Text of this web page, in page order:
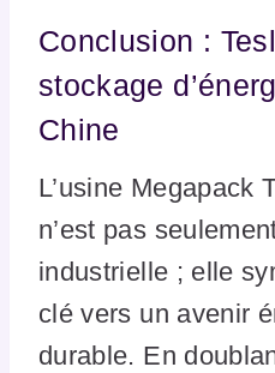
Conclusion :
stockage
Chine
L’usine Megapack
n’est pas
industrielle ; elle
clé vers un avenir
durable. En